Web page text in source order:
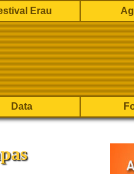
Erau
Data